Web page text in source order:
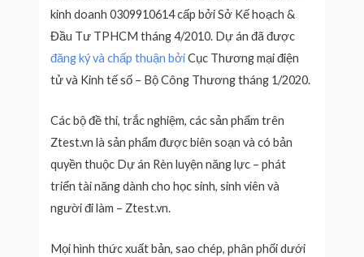
kinh doanh 0309910614 cấp bởi Sở Kế hoạch &
Đầu Tư TPHCM tháng 4/2010. Dự án đã được
đăng ký và chấp thuận bởiCục Thương mại điện
tử và Kinh tế số – Bộ Công Thương tháng 1/2020.
Các bộ đề thi, trắc nghiệm, các sản phẩm trên
Ztest.vn là sản phẩm được biên soạn và có bản
quyền thuộc Dự án Rèn luyện năng lực – phát
triển tài năng dành cho học sinh, sinh viên và
người đi làm – Ztest.vn.
Mọi hình thức xuất bản, sao chép, phân phối dưới